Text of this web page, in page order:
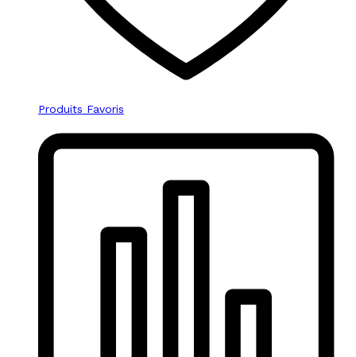
Produits Favoris